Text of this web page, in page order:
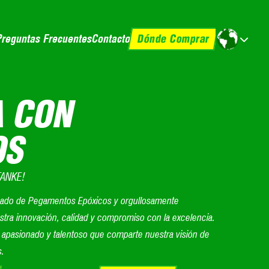
FrecuentesContacto Dónde Comprar
de Pegamentos Epóxicos y orgullosamente
innovación, calidad y compromiso con la excelencia.
y talentoso que comparte nuestra visión de